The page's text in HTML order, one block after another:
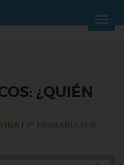
¿QUIÉN
2º PRIMARIA (7-8